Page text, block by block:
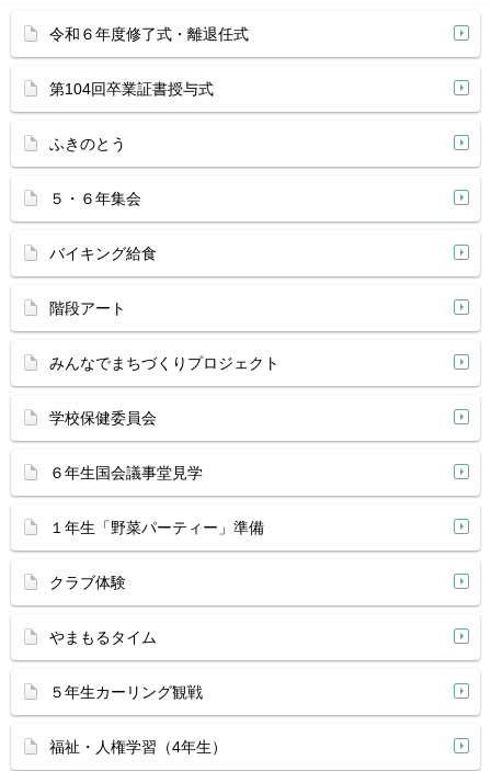
令和６年度修了式・離退任式
第104回卒業証書授与式
ふきのとう
５・６年集会
バイキング給食
階段アート
みんなでまちづくりプロジェクト
学校保健委員会
６年生国会議事堂見学
１年生「野菜パーティー」準備
クラブ体験
やまもるタイム
５年生カーリング観戦
福祉・人権学習（4年生）